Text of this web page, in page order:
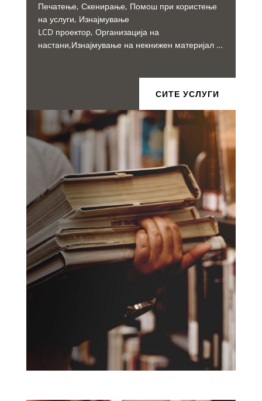
Печатење, Скенирање, Помош при користење
на услуги, Изнајмување
LCD проектор, Организација на
настани,Изнајмување на некнижен материјал …
СИТЕ УСЛУГИ